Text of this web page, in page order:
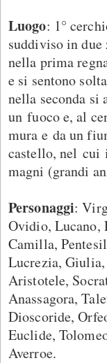
Luogo: 1°
suddiviso in
nella prima
e si sentono
nella seconda si
un fuoco e, al
mura e da un
castello, nel cui
magni (grandi
Personaggi:
Ovidio, Lucano,
Camilla,
Lucrezia,
Aristotele,
Anassagora,
Dioscoride,
Euclide,
Averroe.